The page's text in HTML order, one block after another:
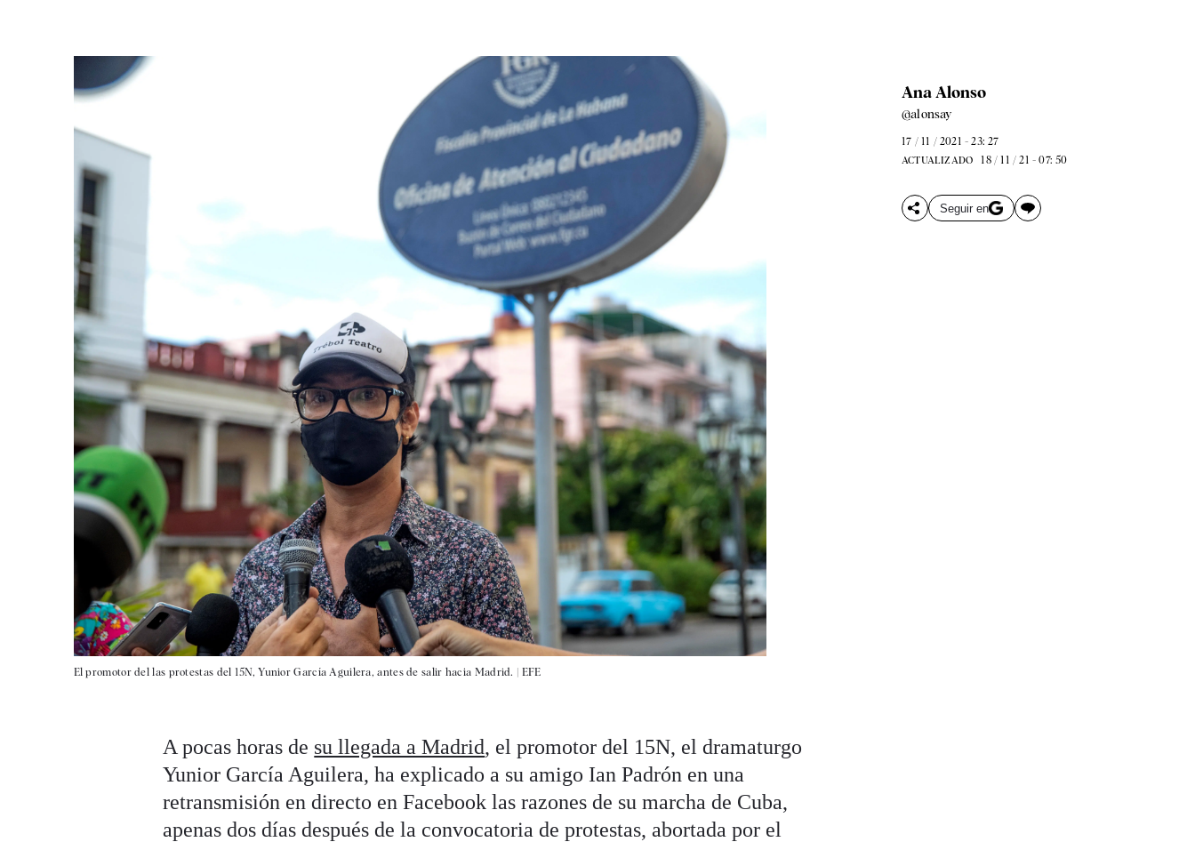
El promotor del las protestas del 15N, Yunior García Aguilera, antes de salir hacia Madrid. | EFE
Ana Alonso
@alonsay
17 / 11 / 2021 - 23: 27
ACTUALIZADO 18 / 11 / 21 - 07: 50
Seguir en
A pocas horas de su llegada a Madrid, el promotor del 15N, el dramaturgo
Yunior García Aguilera, ha explicado a su amigo Ian Padrón en una
retransmisión en directo en Facebook las razones de su marcha de Cuba,
apenas dos días después de la convocatoria de protestas, abortada por el